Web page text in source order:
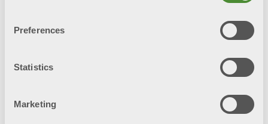
Preferences
Statistics
Marketing